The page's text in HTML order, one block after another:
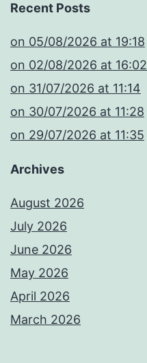
Recent Posts
​on 05/08/2026 at 19:18
​on 02/08/2026 at 16:02
​on 31/07/2026 at 11:14
​on 30/07/2026 at 11:28
​on 29/07/2026 at 11:35
Archives
August 2026
July 2026
June 2026
May 2026
April 2026
March 2026